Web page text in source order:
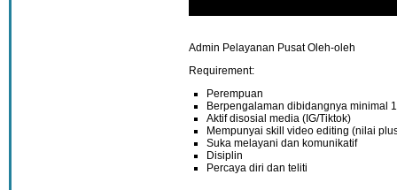
Admin Pelayanan Pusat Oleh-oleh
Requirement:
Perempuan
Berpengalaman dibidangnya minimal
Aktif disosial media (IG/Tiktok)
Mempunyai skill video editing (nilai
Suka melayani dan komunikatif
Disiplin
Percaya diri dan teliti